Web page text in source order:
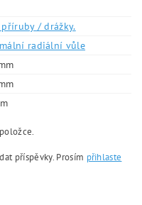
příruby / drážky.
radiální vůle
příspěvky. Prosím přihlaste